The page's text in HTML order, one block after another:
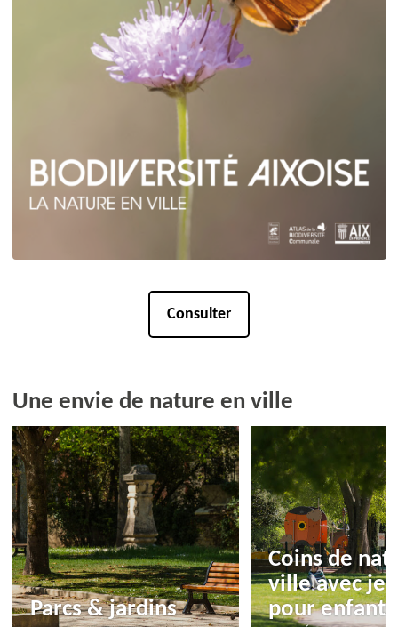
Consulter
Une envie de nature en ville
Parcs & jardins
Coins de
ville avec
pour enfants